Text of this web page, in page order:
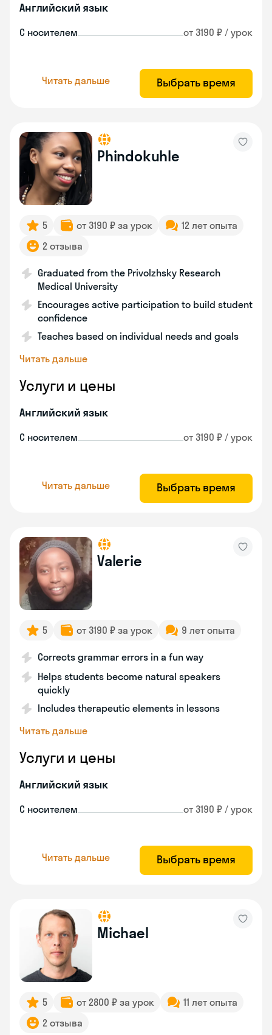
Английский язык
С носителем от 3190 ₽ / урок
Читать дальше Выбрать время
Phindokuhle
5 от 3190 ₽ за урок
12 лет опыта
2 отзыва
Graduated from the Privolzhsky Research
Medical University
Encourages active participation to build student
confidence
Teaches based on individual needs and goals
Читать дальше
Услуги и цены
Английский язык
С носителем от 3190 ₽ / урок
Читать дальше Выбрать время
Valerie
5 от 3190 ₽ за урок 9 лет опыта
Corrects grammar errors in a fun way
Helps students become natural speakers
quickly
Includes therapeutic elements in lessons
Читать дальше
Услуги и цены
Английский язык
С носителем от 3190 ₽ / урок
Читать дальше Выбрать время
Michael
5 от 2800 ₽ за урок
11 лет опыта
2 отзыва